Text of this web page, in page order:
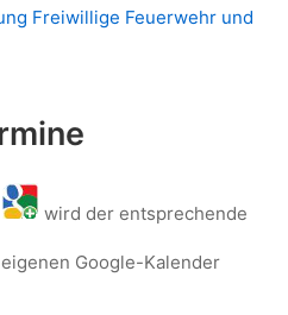
Freiwillige Feuerwehr und
wird der entsprechende
Google-Kalender